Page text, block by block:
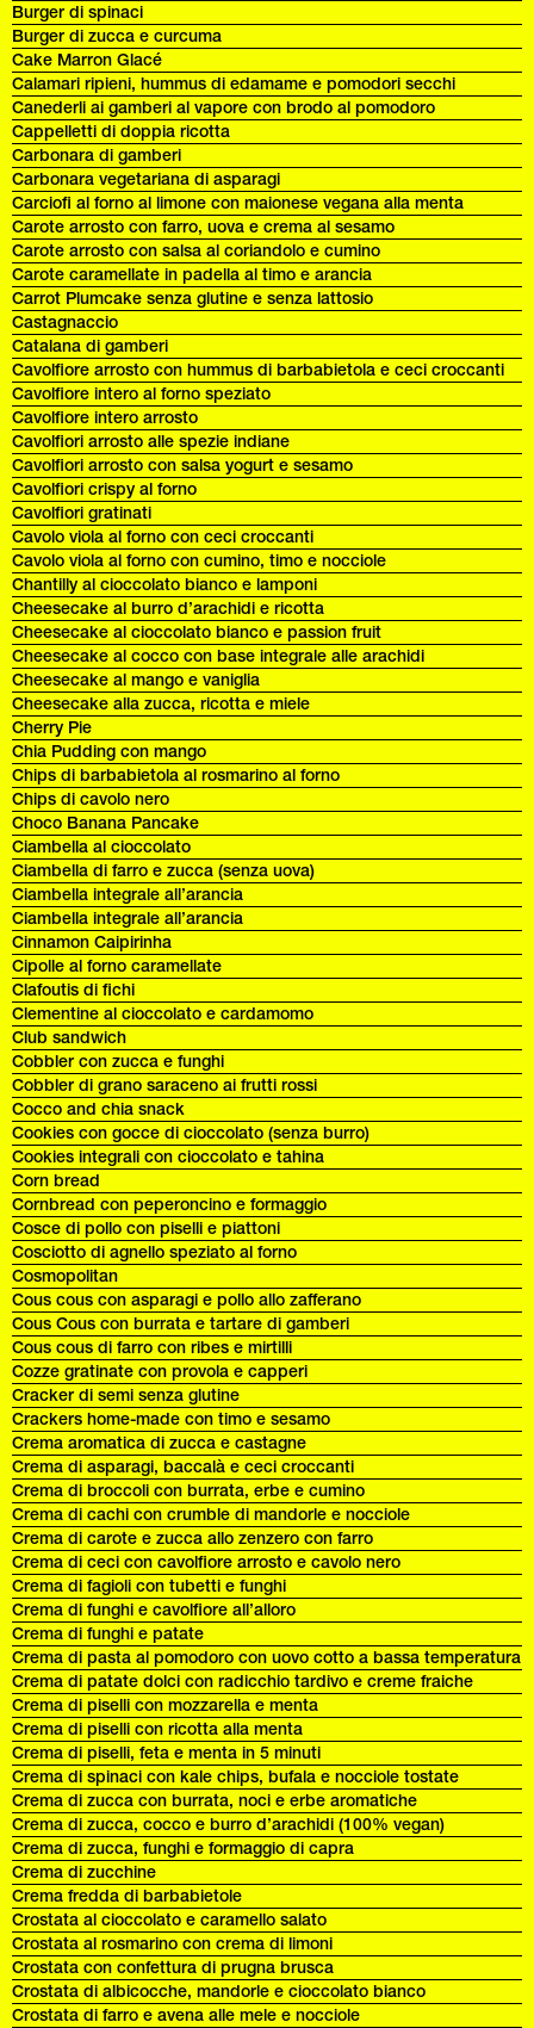
Burger di spinaci
Burger di zucca e curcuma
Cake Marron Glacé
Calamari ripieni, hummus di edamame e pomodori secchi
Canederli ai gamberi al vapore con brodo al pomodoro
Cappelletti di doppia ricotta
Carbonara di gamberi
Carbonara vegetariana di asparagi
Carciofi al forno al limone con maionese vegana alla menta
Carote arrosto con farro, uova e crema al sesamo
Carote arrosto con salsa al coriandolo e cumino
Carote caramellate in padella al timo e arancia
Carrot Plumcake senza glutine e senza lattosio
Castagnaccio
Catalana di gamberi
Cavolfiore arrosto con hummus di barbabietola e ceci croccanti
Cavolfiore intero al forno speziato
Cavolfiore intero arrosto
Cavolfiori arrosto alle spezie indiane
Cavolfiori arrosto con salsa yogurt e sesamo
Cavolfiori crispy al forno
Cavolfiori gratinati
Cavolo viola al forno con ceci croccanti
Cavolo viola al forno con cumino, timo e nocciole
Chantilly al cioccolato bianco e lamponi
Cheesecake al burro d’arachidi e ricotta
Cheesecake al cioccolato bianco e passion fruit
Cheesecake al cocco con base integrale alle arachidi
Cheesecake al mango e vaniglia
Cheesecake alla zucca, ricotta e miele
Cherry Pie
Chia Pudding con mango
Chips di barbabietola al rosmarino al forno
Chips di cavolo nero
Choco Banana Pancake
Ciambella al cioccolato
Ciambella di farro e zucca (senza uova)
Ciambella integrale all’arancia
Ciambella integrale all’arancia
Cinnamon Caipirinha
Cipolle al forno caramellate
Clafoutis di fichi
Clementine al cioccolato e cardamomo
Club sandwich
Cobbler con zucca e funghi
Cobbler di grano saraceno ai frutti rossi
Cocco and chia snack
Cookies con gocce di cioccolato (senza burro)
Cookies integrali con cioccolato e tahina
Corn bread
Cornbread con peperoncino e formaggio
Cosce di pollo con piselli e piattoni
Cosciotto di agnello speziato al forno
Cosmopolitan
Cous cous con asparagi e pollo allo zafferano
Cous Cous con burrata e tartare di gamberi
Cous cous di farro con ribes e mirtilli
Cozze gratinate con provola e capperi
Cracker di semi senza glutine
Crackers home-made con timo e sesamo
Crema aromatica di zucca e castagne
Crema di asparagi, baccalà e ceci croccanti
Crema di broccoli con burrata, erbe e cumino
Crema di cachi con crumble di mandorle e nocciole
Crema di carote e zucca allo zenzero con farro
Crema di ceci con cavolfiore arrosto e cavolo nero
Crema di fagioli con tubetti e funghi
Crema di funghi e cavolfiore all’alloro
Crema di funghi e patate
Crema di pasta al pomodoro con uovo cotto a bassa temperatura
Crema di patate dolci con radicchio tardivo e creme fraiche
Crema di piselli con mozzarella e menta
Crema di piselli con ricotta alla menta
Crema di piselli, feta e menta in 5 minuti
Crema di spinaci con kale chips, bufala e nocciole tostate
Crema di zucca con burrata, noci e erbe aromatiche
Crema di zucca, cocco e burro d’arachidi (100% vegan)
Crema di zucca, funghi e formaggio di capra
Crema di zucchine
Crema fredda di barbabietole
Crostata al cioccolato e caramello salato
Crostata al rosmarino con crema di limoni
Crostata con confettura di prugna brusca
Crostata di albicocche, mandorle e cioccolato bianco
Crostata di farro e avena alle mele e nocciole